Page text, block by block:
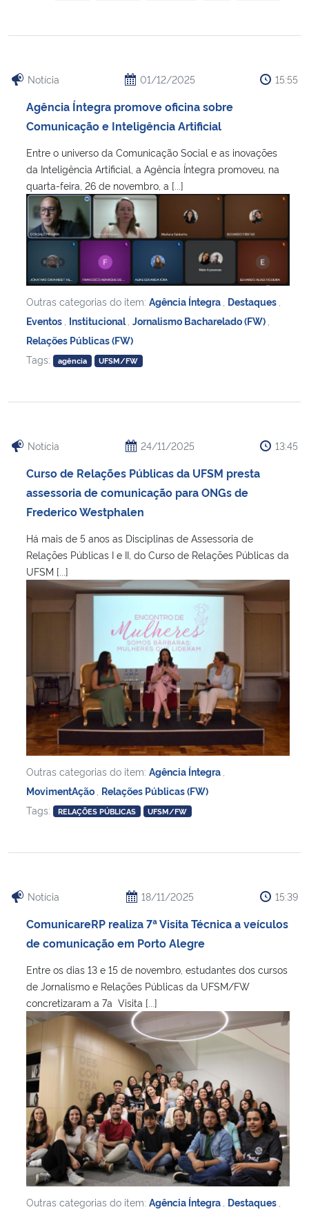
Notícia 01/12/2025 15:55
Agência Íntegra promove oficina sobre
Comunicação e Inteligência Artificial
Entre o universo da Comunicação Social e as inovações
da Inteligência Artificial, a Agência Íntegra promoveu, na
quarta-feira, 26 de novembro, a [...]
Outras categorias do item: Agência Íntegra Destaques
Eventos Institucional Jornalismo Bacharelado (FW)
Relações Públicas (FW)
Tags:
agência UFSM/FW
Notícia 24/11/2025 13:45
Curso de Relações Públicas da UFSM presta
assessoria de comunicação para ONGs de
Frederico Westphalen
Há mais de 5 anos as Disciplinas de Assessoria de
Relações Públicas I e II, do Curso de Relações Públicas da
UFSM [...]
Outras categorias do item: Agência Íntegra
MovimentAção Relações Públicas (FW)
Tags:
RELAÇÕES PÚBLICAS UFSM/FW
Notícia 18/11/2025 15:39
ComunicareRP realiza 7ª Visita Técnica a veículos
de comunicação em Porto Alegre
Entre os dias 13 e 15 de novembro, estudantes dos cursos
de Jornalismo e Relações Públicas da UFSM/FW
concretizaram a 7a Visita [...]
Outras categorias do item: Agência Íntegra Destaques